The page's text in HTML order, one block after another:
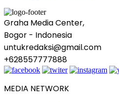
Graha Media Center,
Bogor - Indonesia
untukredaksi@gmail.com
+628557777888
MEDIA NETWORK